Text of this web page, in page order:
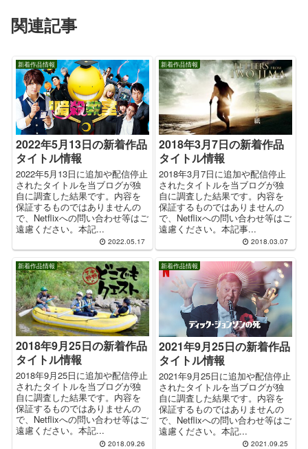
関連記事
新着作品情報
2022年5月13日の新着作品
タイトル情報
2022年5月13日に追加や配信停止
されたタイトルを当ブログが独
自に調査した結果です。内容を
保証するものではありませんの
で、Netflixへの問い合わせ等はご
遠慮ください。本記...
2022.05.17
新着作品情報
2018年3月7日の新着作品
タイトル情報
2018年3月7日に追加や配信停止
されたタイトルを当ブログが独
自に調査した結果です。内容を
保証するものではありませんの
で、Netflixへの問い合わせ等はご
遠慮ください。本記事...
2018.03.07
新着作品情報
2018年9月25日の新着作品
タイトル情報
2018年9月25日に追加や配信停止
されたタイトルを当ブログが独
自に調査した結果です。内容を
保証するものではありませんの
で、Netflixへの問い合わせ等はご
遠慮ください。本記...
2018.09.26
新着作品情報
2021年9月25日の新着作品
タイトル情報
2021年9月25日に追加や配信停止
されたタイトルを当ブログが独
自に調査した結果です。内容を
保証するものではありませんの
で、Netflixへの問い合わせ等はご
遠慮ください。本記...
2021.09.25